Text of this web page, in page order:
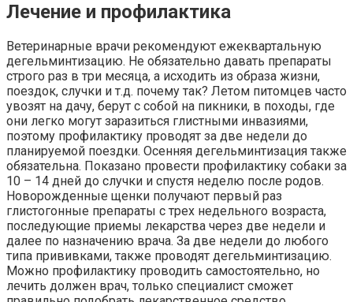
Лечение и профилактика
Ветеринарные врачи рекомендуют ежеквартальную
дегельминтизацию. Не обязательно давать препараты
строго раз в три месяца, а исходить из образа жизни,
поездок, случки и т.д. почему так? Летом питомцев часто
увозят на дачу, берут с собой на пикники, в походы, где
они легко могут заразиться глистными инвазиями,
поэтому профилактику проводят за две недели до
планируемой поездки. Осенняя дегельминтизация также
обязательна. Показано провести профилактику собаки за
10 – 14 дней до случки и спустя неделю после родов.
Новорожденные щенки получают первый раз
глистогонные препараты с трех недельного возраста,
последующие приемы лекарства через две недели и
далее по назначению врача. За две недели до любого
типа прививками, также проводят дегельминтизацию.
Можно профилактику проводить самостоятельно, но
лечить должен врач, только специалист сможет